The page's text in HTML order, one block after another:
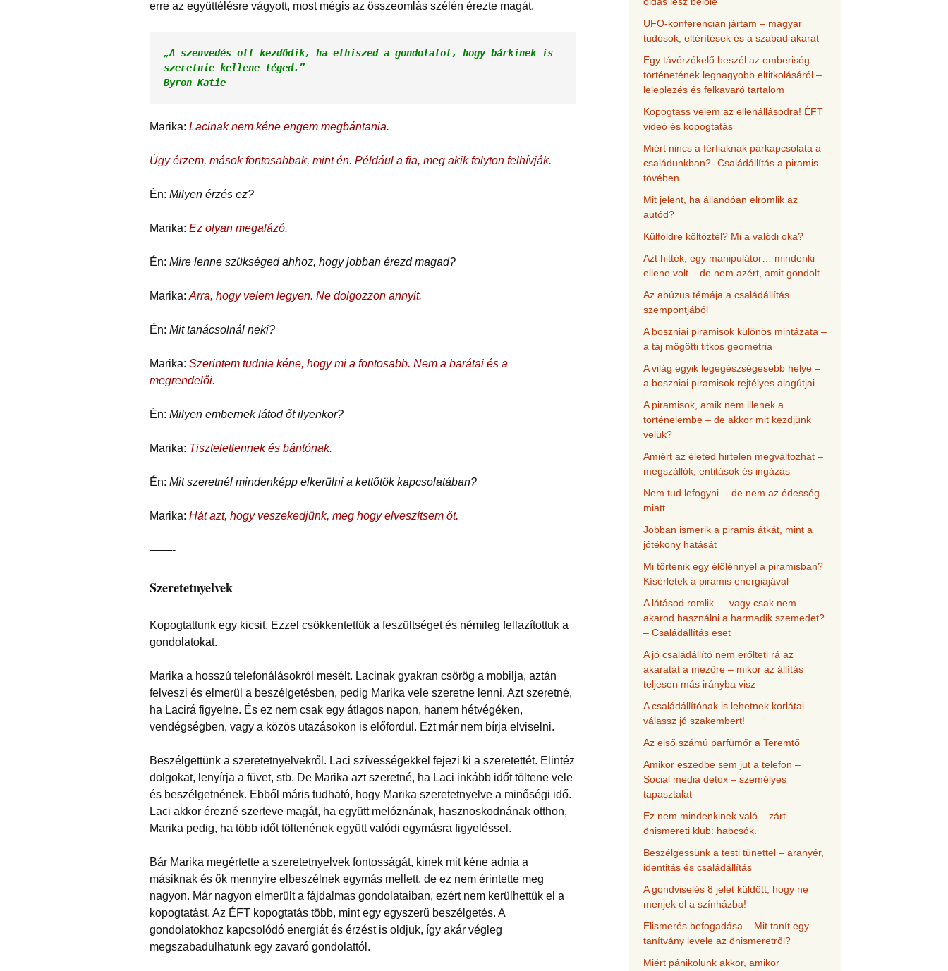
foglalkozások
erre az együttélésre vágyott, most mégis az összeomlás szélén érezte magát.
„A szenvedés ott kezdődik, ha elhiszed a gondolatot, hogy bárkinek is
szeretnie kellene téged.”
Byron Katie
Marika: Lacinak nem kéne engem megbántania.
Úgy érzem, mások fontosabbak, mint én. Például a fia, meg akik folyton felhívják.
Én: Milyen érzés ez?
Marika: Ez olyan megalázó.
Én: Mire lenne szükséged ahhoz, hogy jobban érezd magad?
Marika: Arra, hogy velem legyen. Ne dolgozzon annyit.
Én: Mit tanácsolnál neki?
Marika: Szerintem tudnia kéne, hogy mi a fontosabb. Nem a barátai és a
megrendelői.
Én: Milyen embernek látod őt ilyenkor?
Marika: Tiszteletlennek és bántónak.
Én: Mit szeretnél mindenképp elkerülni a kettőtök kapcsolatában?
Marika: Hát azt, hogy veszekedjünk, meg hogy elveszítsem őt.
——-
Szeretetnyelvek
Kopogtattunk egy kicsit. Ezzel csökkentettük a feszültséget és némileg fellazítottuk a
gondolatokat.
Marika a hosszú telefonálásokról mesélt. Lacinak gyakran csörög a mobilja, aztán
felveszi és elmerül a beszélgetésben, pedig Marika vele szeretne lenni. Azt szeretné,
ha Lacirá figyelne. És ez nem csak egy átlagos napon, hanem hétvégéken,
vendégségben, vagy a közös utazásokon is előfordul. Ezt már nem bírja elviselni.
Beszélgettünk a szeretetnyelvekről. Laci szívességekkel fejezi ki a szeretettét. Elintéz
dolgokat, lenyírja a füvet, stb. De Marika azt szeretné, ha Laci inkább időt töltene vele
és beszélgetnének. Ebből máris tudható, hogy Marika szeretetnyelve a minőségi idő.
Laci akkor érezné szerteve magát, ha együtt melóznának, hasznoskodnának otthon,
Marika pedig, ha több időt töltenének együtt valódi egymásra figyeléssel.
Bár Marika megértette a szeretetnyelvek fontosságát, kinek mit kéne adnia a
másiknak és ők mennyire elbeszélnek egymás mellett, de ez nem érintette meg
nagyon. Már nagyon elmerült a fájdalmas gondolataiban, ezért nem kerülhettük el a
kopogtatást. Az ÉFT kopogtatás több, mint egy egyszerű beszélgetés. A
gondolatokhoz kapcsolódó energiát és érzést is oldjuk, így akár végleg
megszabadulhatunk egy zavaró gondolattól.
UFO-konferencián jártam – magyar
tudósok, eltérítések és a szabad akarat
Egy távérzékelő beszél az emberiség
történetének legnagyobb eltitkolásáról –
leleplezés és felkavaró tartalom
Kopogtass velem az ellenállásodra! ÉFT
videó és kopogtatás
Miért nincs a férfiaknak párkapcsolata a
családunkban?- Családállítás a piramis
tövében
Mit jelent, ha állandóan elromlik az
autód?
Külföldre költöztél? Mi a valódi oka?
Azt hitték, egy manipulátor… mindenki
ellene volt – de nem azért, amit gondolt
Az abúzus témája a családállítás
szempontjából
A boszniai piramisok különös mintázata –
a táj mögötti titkos geometria
A világ egyik legegészségesebb helye –
a boszniai piramisok rejtélyes alagútjai
A piramisok, amik nem illenek a
történelembe – de akkor mit kezdjünk
velük?
Amiért az életed hirtelen megváltozhat –
megszállók, entitások és ingázás
Nem tud lefogyni… de nem az édesség
miatt
Jobban ismerik a piramis átkát, mint a
jótékony hatását
Mi történik egy élőlénnyel a piramisban?
Kísérletek a piramis energiájával
A látásod romlik … vagy csak nem
akarod használni a harmadik szemedet?
– Családállítás eset
A jó családállító nem erőlteti rá az
akaratát a mezőre – mikor az állítás
teljesen más irányba visz
A családállítónak is lehetnek korlátai –
válassz jó szakembert!
Az első számú parfümőr a Teremtő
Amikor eszedbe sem jut a telefon –
Social media detox – személyes
tapasztalat
Ez nem mindenkinek való – zárt
önismereti klub: habcsók.
Beszélgessünk a testi tünettel – aranyér,
identitás és családállítás
A gondviselés 8 jelet küldött, hogy ne
menjek el a színházba!
Elismerés befogadása – Mit tanít egy
tanítvány levele az önismeretről?
Miért pánikolunk akkor, amikor